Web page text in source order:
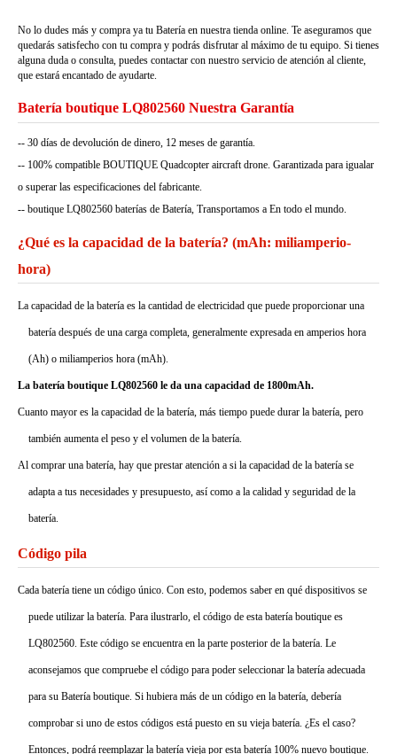
No lo dudes más y compra ya tu Batería en nuestra tienda online. Te aseguramos que
quedarás satisfecho con tu compra y podrás disfrutar al máximo de tu equipo. Si tienes
alguna duda o consulta, puedes contactar con nuestro servicio de atención al cliente,
que estará encantado de ayudarte.
Batería boutique LQ802560 Nuestra Garantía
-- 30 días de devolución de dinero, 12 meses de garantía.
-- 100% compatible BOUTIQUE Quadcopter aircraft drone. Garantizada para igualar
o superar las especificaciones del fabricante.
-- boutique LQ802560 baterías de Batería, Transportamos a En todo el mundo.
¿Qué es la capacidad de la batería? (mAh: miliamperio-
hora)
La capacidad de la batería es la cantidad de electricidad que puede proporcionar una
batería después de una carga completa, generalmente expresada en amperios hora
(Ah) o miliamperios hora (mAh).
La batería boutique LQ802560 le da una capacidad de 1800mAh.
Cuanto mayor es la capacidad de la batería, más tiempo puede durar la batería, pero
también aumenta el peso y el volumen de la batería.
Al comprar una batería, hay que prestar atención a si la capacidad de la batería se
adapta a tus necesidades y presupuesto, así como a la calidad y seguridad de la
batería.
Código pila
Cada batería tiene un código único. Con esto, podemos saber en qué dispositivos se
puede utilizar la batería. Para ilustrarlo, el código de esta batería boutique es
LQ802560. Este código se encuentra en la parte posterior de la batería. Le
aconsejamos que compruebe el código para poder seleccionar la batería adecuada
para su Batería boutique. Si hubiera más de un código en la batería, debería
comprobar si uno de estos códigos está puesto en su vieja batería. ¿Es el caso?
Entonces, podrá reemplazar la batería vieja por esta batería 100% nuevo boutique.